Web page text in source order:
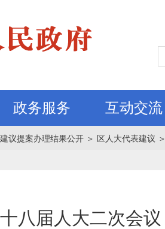
政务服务 互动交流
建议提案办理结果公开 ＞ 区人大代表建议 ＞
八届人大二次会议